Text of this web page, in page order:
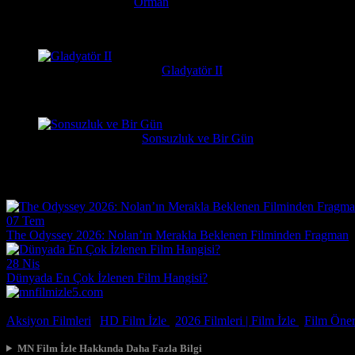
Gladyatör II
Sonsuzluk ve Bir Gün
07 Tem
The Odyssey 2026: Nolan’ın Merakla Beklenen Filminden Fragman
28 Nis
Dünyada En Çok İzlenen Film Hangisi?
Aksiyon Filmleri
HD Film İzle 2026 Filmleri | Film İzle Film
MN Film İzle Hakkında Daha Fazla Bilgi